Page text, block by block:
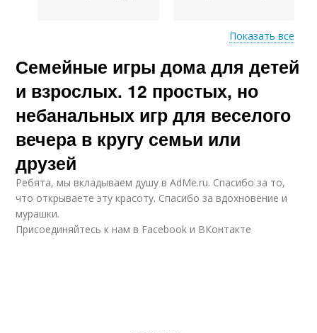
Игры для детей Игры для малютки
Нескучные игры Игры для семьи
Показать все
Семейные игры дома для детей
и взрослых. 12 простых, но
небанальных игр для веселого
вечера в кругу семьи или
друзей
Ребята, мы вкладываем душу в AdMe.ru. Cпасибо за то,
что открываете эту красоту. Спасибо за вдохновение и
мурашки.
Присоединяйтесь к нам в Facebook и ВКонтакте